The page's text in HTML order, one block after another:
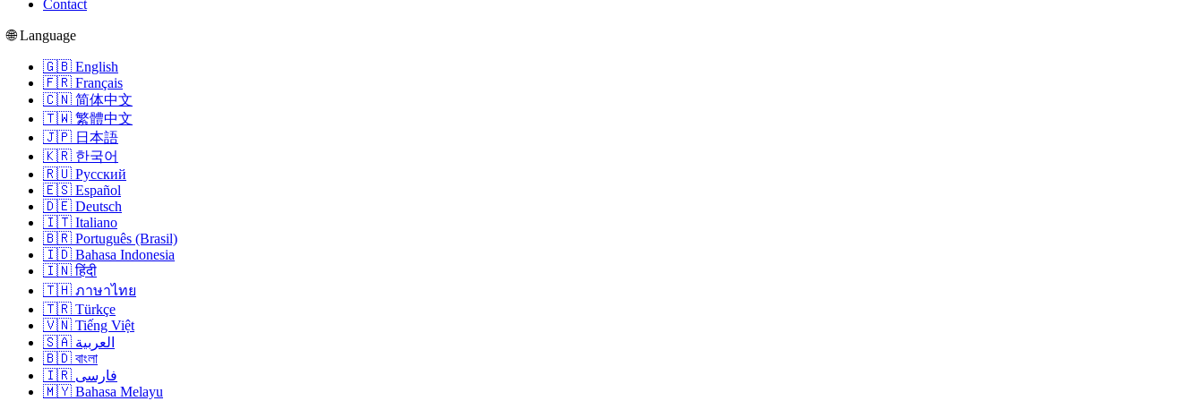
Contact
🌐 Language
🇬🇧 English
🇫🇷 Français
🇨🇳 简体中文
🇹🇼 繁體中文
🇯🇵 日本語
🇰🇷 한국어
🇷🇺 Русский
🇪🇸 Español
🇩🇪 Deutsch
🇮🇹 Italiano
🇧🇷 Português (Brasil)
🇮🇩 Bahasa Indonesia
🇮🇳 हिंदी
🇹🇭 ภาษาไทย
🇹🇷 Türkçe
🇻🇳 Tiếng Việt
🇸🇦 العربية
🇧🇩 বাংলা
🇮🇷 فارسی
🇲🇾 Bahasa Melayu